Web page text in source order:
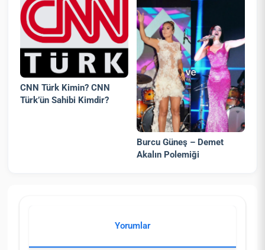
CNN Türk Kimin? CNN
Türk’ün Sahibi Kimdir?
Burcu Güneş – Demet
Akalın Polemiği
Yorumlar